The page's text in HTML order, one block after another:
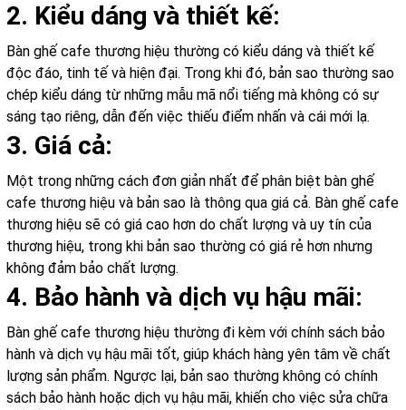
2. Kiểu dáng và thiết kế:
Bàn ghế cafe thương hiệu thường có kiểu dáng và thiết kế
độc đáo, tinh tế và hiện đại. Trong khi đó, bản sao thường sao
chép kiểu dáng từ những mẫu mã nổi tiếng mà không có sự
sáng tạo riêng, dẫn đến việc thiếu điểm nhấn và cái mới lạ.
3. Giá cả:
Một trong những cách đơn giản nhất để phân biệt bàn ghế
cafe thương hiệu và bản sao là thông qua giá cả. Bàn ghế cafe
thương hiệu sẽ có giá cao hơn do chất lượng và uy tín của
thương hiệu, trong khi bản sao thường có giá rẻ hơn nhưng
không đảm bảo chất lượng.
4. Bảo hành và dịch vụ hậu mãi:
Bàn ghế cafe thương hiệu thường đi kèm với chính sách bảo
hành và dịch vụ hậu mãi tốt, giúp khách hàng yên tâm về chất
lượng sản phẩm. Ngược lại, bản sao thường không có chính
sách bảo hành hoặc dịch vụ hậu mãi, khiến cho việc sửa chữa